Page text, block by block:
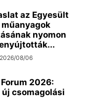
az Egyesült
nyomon
2026/08/06
Forum 2026:
új csomagolási